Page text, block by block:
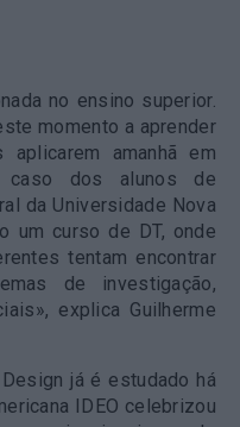
no ensino superior.
momento a aprender
amanhã em
dos alunos de
da Universidade Nova
um curso de DT, onde
tentam encontrar
de investigação,
explica Guilherme
já é estudado há
IDEO celebrizou